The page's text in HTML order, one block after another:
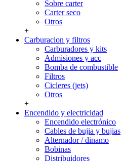
Sobre carter
Carter seco
Otros
+
Carburacion y filtros
Carburadores y kits
Admisiones y acc
Bomba de combustible
Filtros
Cicleres (jets)
Otros
+
Encendido y electricidad
Encendido electrónico
Cables de bujia y bujias
Alternador / dinamo
Bobinas
Distribuidores